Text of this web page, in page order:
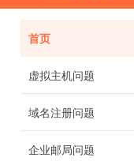
首页
虚拟主机问题
域名注册问题
企业邮局问题